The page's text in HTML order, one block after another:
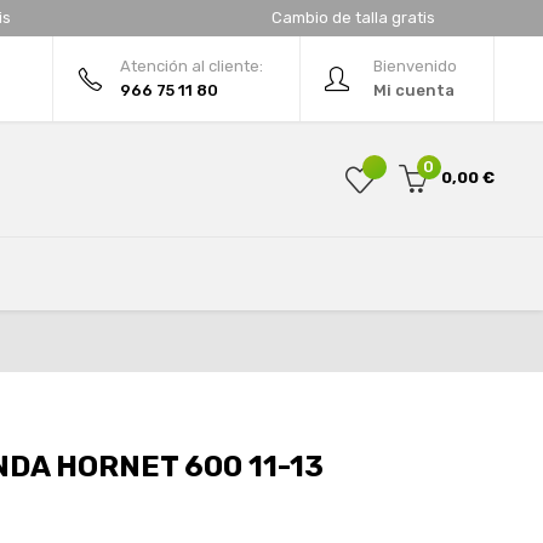
Cambio de talla gratis
Bienvenido
Mi cuenta
Atención al cliente:
966 75 11 80
0
0,00 €
HORNET 600 11-13